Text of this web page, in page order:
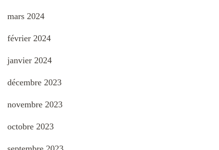
mars 2024
février 2024
janvier 2024
décembre 2023
novembre 2023
octobre 2023